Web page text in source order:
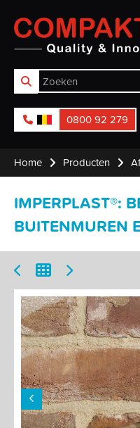
Compaktuna
0800 92 279
Home Producten
IMPERPLAST®:
BUITENMUREN